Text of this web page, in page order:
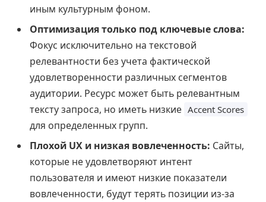
иным культурным фоном.
Оптимизация только под ключевые слова:
Фокус исключительно на текстовой
релевантности без учета фактической
удовлетворенности различных сегментов
аудитории. Ресурс может быть релевантным
тексту запроса, но иметь низкие Accent Scores
для определенных групп.
Плохой UX и низкая вовлеченность: Сайты,
которые не удовлетворяют интент
пользователя и имеют низкие показатели
вовлеченности, будут терять позиции из-за